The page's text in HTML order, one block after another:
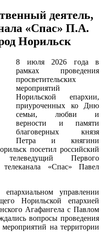
деятель,
«Спас» П.А.
Норильск
8 июля 2026 года в
рамках проведения
просветительских
мероприятий
Норильской епархии,
приуроченных ко Дню
семьи, любви и
верности и памяти
благоверных князя
Петра и княгини
посетил российский
телеведущий Первого
телеканала «Спас» Павел
управлении
Норильской епархией
Агафангела с Павлом
вопросы проведения
на территории